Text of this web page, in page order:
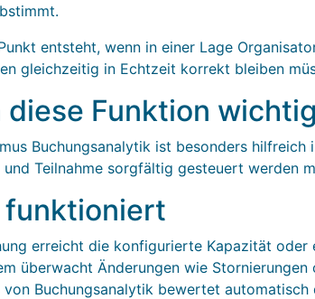
entsteht, wenn in einer Lage
gleichzeitig in Echtzeit korrekt bleiben
diese Funktion
Buchungsanalytik ist besonders
Teilnahme sorgfältig gesteuert werden
funktioniert
erreicht die konfigurierte Kapazität oder
überwacht Änderungen wie Stornierungen
von Buchungsanalytik bewertet